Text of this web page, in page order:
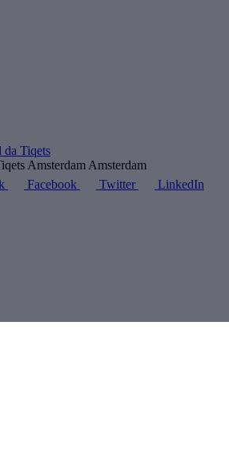
Amsterdam
Facebook Twitter LinkedIn